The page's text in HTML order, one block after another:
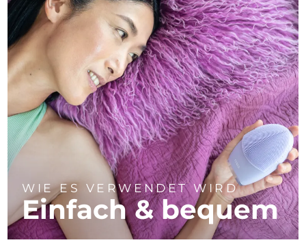
WIE ES VERWENDET WIRD
Einfach & bequem